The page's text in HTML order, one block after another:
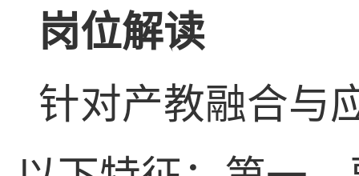
岗位解读
针对产教融合与